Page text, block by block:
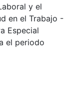
y el
en el Trabajo -
Especial
el periodo